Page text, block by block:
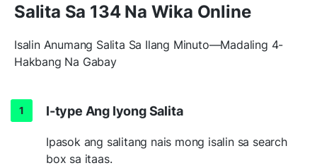
Salita Sa 134 Na Wika Online
Isalin Anumang Salita Sa Ilang Minuto—Madaling 4-
Hakbang Na Gabay
I-type Ang Iyong Salita
Ipasok ang salitang nais mong isalin sa search
box sa itaas.